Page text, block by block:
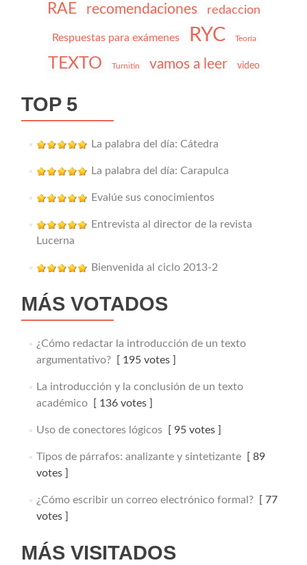
RAE recomendaciones redaccion
Respuestas para exámenes RYC Teoría
TEXTO Turnitin vamos a leer video
TOP 5
La palabra del día: Cátedra
La palabra del día: Carapulca
Evalúe sus conocimientos
Entrevista al director de la revista
Lucerna
Bienvenida al ciclo 2013-2
MÁS VOTADOS
¿Cómo redactar la introducción de un texto
argumentativo?[ 195 votes ]
La introducción y la conclusión de un texto
académico[ 136 votes ]
Uso de conectores lógicos[ 95 votes ]
Tipos de párrafos: analizante y sintetizante[ 89
votes ]
¿Cómo escribir un correo electrónico formal?[ 77
votes ]
MÁS VISITADOS